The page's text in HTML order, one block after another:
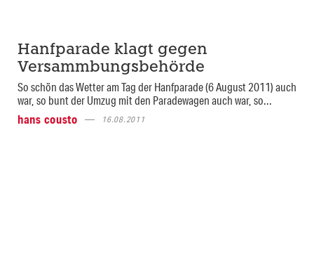
Hanfparade klagt gegen
Versammbungsbehörde
So schön das Wetter am Tag der Hanfparade (6 August 2011) auch
war, so bunt der Umzug mit den Paradewagen auch war, so...
hans cousto
16.08.2011